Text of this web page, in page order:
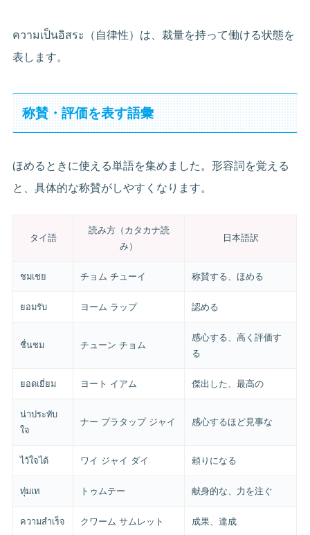
ความเป็นอิสระ（自律性）は、裁量を持って働ける状態を
表します。
称賛・評価を表す語彙
ほめるときに使える単語を集めました。形容詞を覚える
と、具体的な称賛がしやすくなります。
タイ語
読み方（カタカナ読
み）
日本語訳
ชมเชย チョム チューイ 称賛する、ほめる
ยอมรับ ヨーム ラップ 認める
ชื่นชม チューン チョム
感心する、高く評価す
る
ยอดเยี่ยม ヨート イアム 傑出した、最高の
น่าประทับ
ใจ
ナー プラタップ ジャイ 感心するほど見事な
ไว้ใจได้ ワイ ジャイ ダイ 頼りになる
ทุ่มเท トゥムテー 献身的な、力を注ぐ
ความสำเร็จ クワーム サムレット 成果、達成